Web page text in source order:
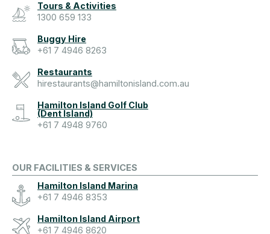
Tours & Activities
1300 659 133
Buggy Hire
+61 7 4946 8263
Restaurants
hirestaurants@hamiltonisland.com.au
Hamilton Island Golf Club
(Dent Island)
+61 7 4948 9760
OUR FACILITIES & SERVICES
Hamilton Island Marina
+61 7 4946 8353
Hamilton Island Airport
+61 7 4946 8620